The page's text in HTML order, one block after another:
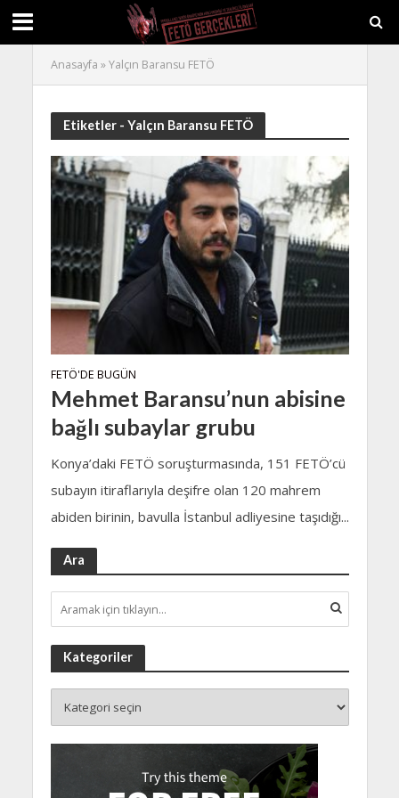
Anasayfa »Yalçın Baransu FETÖ
Etiketler - Yalçın Baransu FETÖ
FETÖ'DE BUGÜN
Mehmet Baransu’nun abisine
bağlı subaylar grubu
Konya’daki FETÖ soruşturmasında, 151 FETÖ’cü
subayın itiraflarıyla deşifre olan 120 mahrem
abiden birinin, bavulla İstanbul adliyesine taşıdığı...
Ara
Kategoriler